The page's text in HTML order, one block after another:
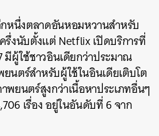
หนึ่งตลาดอันหอมหวานสำหรับ
รึ่งนับตั้งแต่ Netflix เปิดบริการที่
มีผู้ใช้ชาวอินเดียกว่าประมาณ
นตร์สำหรับผู้ใช้ในอินเดียเติบโต
พยนตร์สูงกว่าเนื้อหาประเภทอื่นๆ
เรื่อง อยู่ในอันดับที่ 6 จาก